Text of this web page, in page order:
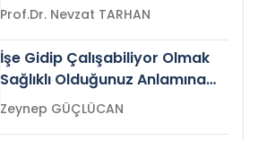
Prof.Dr. Nevzat TARHAN
İşe Gidip Çalışabiliyor Olmak
Sağlıklı Olduğunuz Anlamına
Gelir mi?Zeynep GÜÇLÜCAN